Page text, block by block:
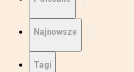
Najnowsze
Tagi